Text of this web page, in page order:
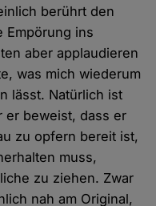
berührt den
Empörung ins
aber applaudieren
was mich wiederum
lässt. Natürlich ist
er beweist, dass er
zu opfern bereit ist,
muss,
zu ziehen. Zwar
nah am Original,